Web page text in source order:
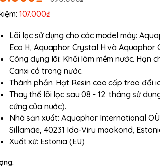
107.000₫
Lõi lọc sử dụng cho các model máy:
Eco H, Aquaphor Crystal H và Aquaphor
Công dụng lõi: Khối làm mềm nước. Hạn
Canxi có trong nước.
Thành phần: Hạt Resin cao cấp trao đổi
Thay thế lõi lọc sau 08 - 12 tháng sử
cứng của nước).
Nhà sản xuất: Aquaphor International
Sillamäe, 40231 Ida-Viru maakond,
Xuất xứ: Estonia (EU)
hạn: